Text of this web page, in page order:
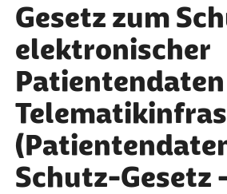
Gesetz zum
elektronischer
Schutz-Gesetz